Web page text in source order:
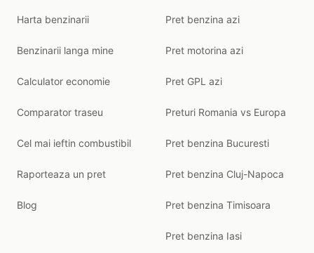
Harta benzinarii
Benzinarii langa mine
Calculator economie
Comparator traseu
Cel mai ieftin combustibil
Raporteaza un pret
Blog
Pret benzina azi
Pret motorina azi
Pret GPL azi
Preturi Romania vs Europa
Pret benzina Bucuresti
Pret benzina Cluj-Napoca
Pret benzina Timisoara
Pret benzina Iasi